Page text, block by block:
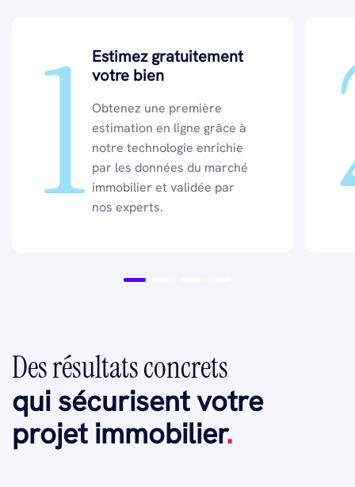
1 Estimez gratuitement
votre bien
Obtenez une première
estimation en ligne grâce à
notre technologie enrichie
par les données du marché
immobilier et validée par
nos experts.
Des résultats concrets
qui sécurisent votre
projet immobilier.